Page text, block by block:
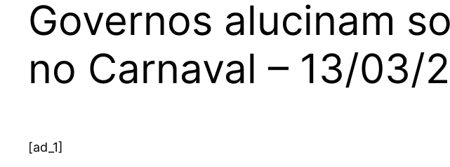
Governos alucinam
no Carnaval – 13/03/
[ad_1]